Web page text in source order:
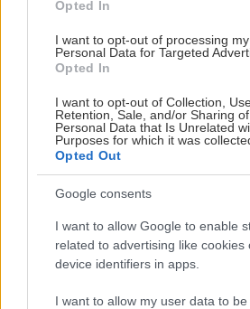
Opted In
I want to opt-out of processing my
Personal Data for Targeted
Opted In
I want to opt-out of Collection,
Retention, Sale, and/or Sharing
Personal Data that Is Unrelated
Purposes for which it was
Opted Out
Google consents
I want to allow Google to enable
related to advertising like cookies
device identifiers in apps.
I want to allow my user data to
vysaďte na miesta, na ktoré
deň